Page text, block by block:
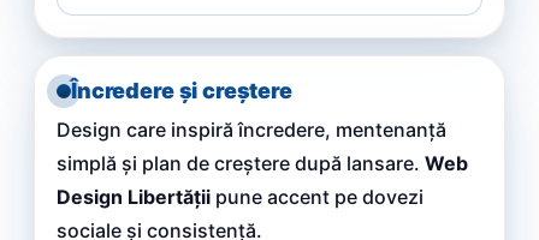
Încredere și creștere
Design care inspiră încredere, mentenanță
simplă și plan de creștere după lansare. Web
Design Libertății pune accent pe dovezi
sociale și consistență.